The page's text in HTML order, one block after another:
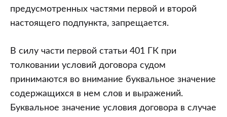
предусмотренных частями первой и второй
настоящего подпункта, запрещается.
В силу части первой статьи 401 ГК при
толковании условий договора судом
принимаются во внимание буквальное значение
содержащихся в нем слов и выражений.
Буквальное значение условия договора в случае